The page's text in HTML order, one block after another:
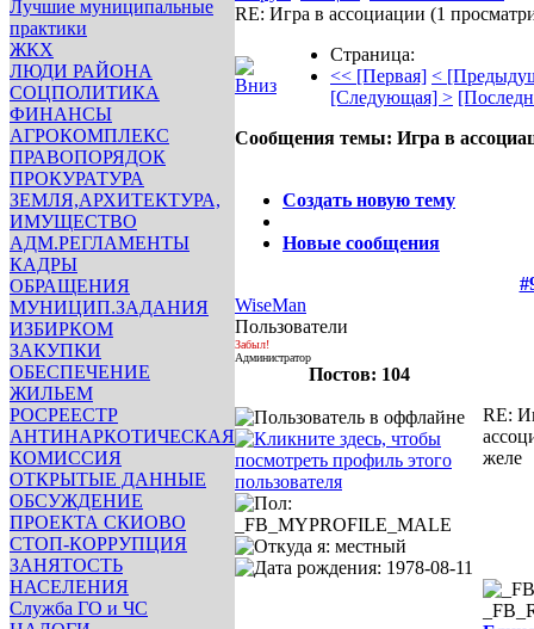
Лучшие муниципальные
практики
ЖКХ
ЛЮДИ РАЙОНА
СОЦПОЛИТИКА
ФИНАНСЫ
АГРОКОМПЛЕКС
ПРАВОПОРЯДОК
ПРОКУРАТУРА
ЗЕМЛЯ,АРХИТЕКТУРА,
ИМУЩЕСТВО
АДМ.РЕГЛАМЕНТЫ
КАДРЫ
ОБРАЩЕНИЯ
МУНИЦИП.ЗАДАНИЯ
ИЗБИРКОМ
ЗАКУПКИ
ОБЕСПЕЧЕНИЕ
ЖИЛЬЕМ
РОСРЕЕСТР
АНТИНАРКОТИЧЕСКАЯ
КОМИССИЯ
ОТКРЫТЫЕ ДАННЫЕ
ОБСУЖДЕНИЕ
ПРОЕКТА СКИОВО
СТОП-КОРРУПЦИЯ
ЗАНЯТОСТЬ
НАСЕЛЕНИЯ
Служба ГО и ЧС
RE: Игра в ассоциации (1
Страница:
<< [Первая] <
[Следующая] >
Сообщения темы: Игра в
Создать новую тему
Новые сообщения
WiseMan
Пользователи
Забыл!
Администратор
Постов: 104
RE:
желе